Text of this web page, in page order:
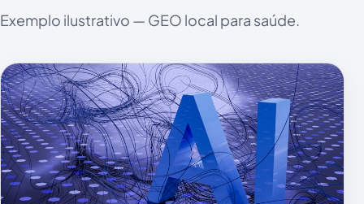
Exemplo ilustrativo — GEO local para saúde.